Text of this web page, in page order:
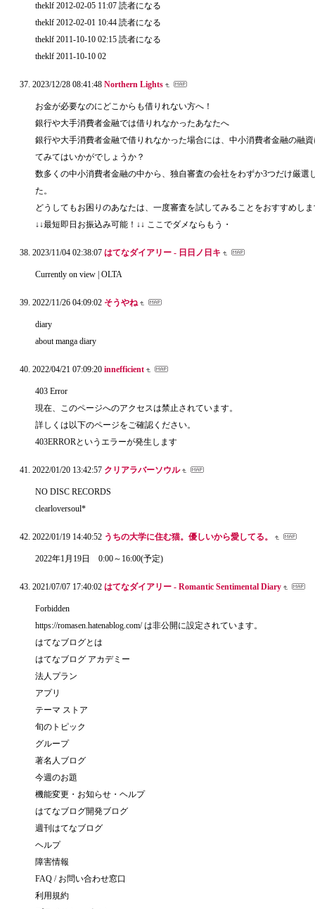
theklf 2012-02-05 11:07 読者になる
theklf 2012-02-01 10:44 読者になる
theklf 2011-10-10 02:15 読者になる
theklf 2011-10-10 02
2023/12/28 08:41:48 Northern Lights
お金が必要なのにどこからも借りれない方へ！
銀行や大手消費者金融では借りれなかったあなたへ
銀行や大手消費者金融で借りれなかった場合には、中小消費者金融の融
てみてはいかがでしょうか？
数多くの中小消費者金融の中から、独自審査の会社をわずか3つだけ厳選
た。
どうしてもお困りのあなたは、一度審査を試してみることをおすすめし
↓↓最短即日お振込み可能！↓↓ ここでダメならもう・
2023/11/04 02:38:07 はてなダイアリー - 日日ノ日キ
Currently on view | OLTA
2022/11/26 04:09:02 そうやね
diary
about manga diary
2022/04/21 07:09:20 innefficient
403 Error
現在、このページへのアクセスは禁止されています。
詳しくは以下のページをご確認ください。
403ERRORというエラーが発生します
2022/01/20 13:42:57 クリアラバーソウル
NO DISC RECORDS
clearloversoul*
2022/01/19 14:40:52 うちの大学に住む猫。優しいから愛してる。
2022年1月19日 0:00～16:00(予定)
2021/07/07 17:40:02 はてなダイアリー - Romantic Sentimental Diary
Forbidden
https://romasen.hatenablog.com/ は非公開に設定されています。
はてなブログとは
はてなブログ アカデミー
法人プラン
アプリ
テーマ ストア
旬のトピック
グループ
著名人ブログ
今週のお題
機能変更・お知らせ・ヘルプ
はてなブログ開発ブログ
週刊はてなブログ
ヘルプ
障害情報
FAQ / お問い合わせ窓口
利用規約